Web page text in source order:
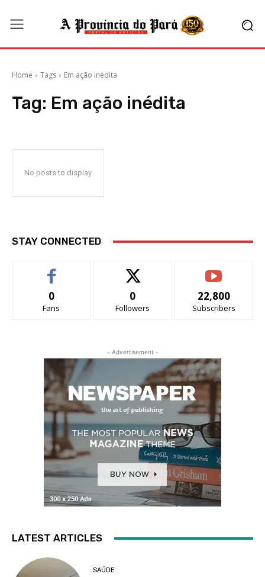
Home Tags Em ação inédita
Tag: Em ação inédita
No posts to display
STAY CONNECTED
0
Fans
0
Followers
22,800
Subscribers
- Advertisement -
LATEST ARTICLES
SAÚDE